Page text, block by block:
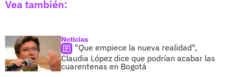
Vea también:
Noticias
"Que empiece la nueva realidad",
Claudia López dice que podrían acabar las
cuarentenas en Bogotá